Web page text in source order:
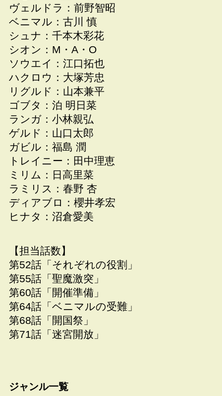
ヴェルドラ：前野智昭
ベニマル：古川 慎
シュナ：千本木彩花
シオン：M・A・O
ソウエイ：江口拓也
ハクロウ：大塚芳忠
リグルド：山本兼平
ゴブタ：泊 明日菜
ランガ：小林親弘
ゲルド：山口太郎
ガビル：福島 潤
トレイニー：田中理恵
ミリム：日高里菜
ラミリス：春野 杏
ディアブロ：櫻井孝宏
ヒナタ：沼倉愛美
【担当話数】
第52話「それぞれの役割」
第55話「聖魔激突」
第60話「開催準備」
第64話「ベニマルの受難」
第68話「開国祭」
第71話「迷宮開放」
ジャンル一覧